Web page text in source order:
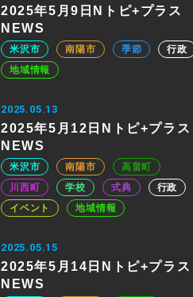
2025年5月9日Nトピ+プラス
NEWS
米沢市 南陽市 季節
行政
地域情報
2025.05.13
2025年5月12日Nトピ+プラス
NEWS
米沢市 南陽市
高畠町
川西町
学校 式典
行政
イベント
地域情報
2025.05.15
2025年5月14日Nトピ+プラス
NEWS